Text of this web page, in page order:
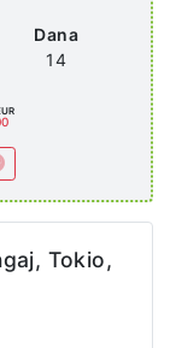
Dana
14
Tokio,